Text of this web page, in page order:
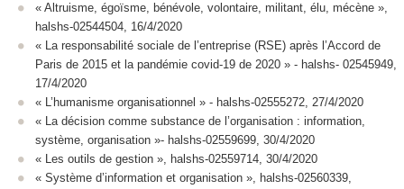
« Altruisme, égoïsme, bénévole, volontaire, militant, élu, mécène »,
halshs-02544504, 16/4/2020
« La responsabilité sociale de l’entreprise (RSE) après l’Accord de
Paris de 2015 et la pandémie covid-19 de 2020 » - halshs- 02545949,
17/4/2020
« L’humanisme organisationnel » - halshs-02555272, 27/4/2020
« La décision comme substance de l’organisation : information,
système, organisation »- halshs-02559699, 30/4/2020
« Les outils de gestion », halshs-02559714, 30/4/2020
« Système d’information et organisation », halshs-02560339,